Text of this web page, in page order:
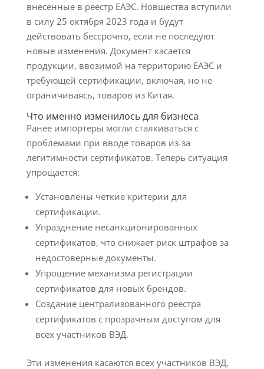
внесенные в реестр ЕАЭС. Новшества вступили
в силу 25 октября 2023 года и будут
действовать бессрочно, если не последуют
новые изменения. Документ касается
продукции, ввозимой на территорию ЕАЭС и
требующей сертификации, включая, но не
ограничиваясь, товаров из Китая.
Что именно изменилось для бизнеса
Ранее импортеры могли сталкиваться с
проблемами при вводе товаров из-за
легитимности сертификатов. Теперь ситуация
упрощается:
Установлены четкие критерии для
сертификации.
Упразднение несанкционированных
сертификатов, что снижает риск штрафов за
недостоверные документы.
Упрощение механизма регистрации
сертификатов для новых брендов.
Создание централизованного реестра
сертификатов с прозрачным доступом для
всех участников ВЭД.
Эти изменения касаются всех участников ВЭД,